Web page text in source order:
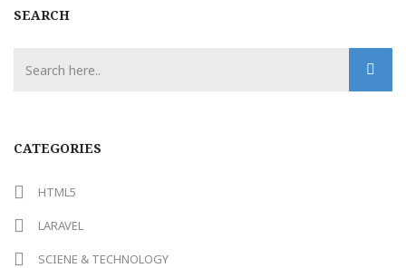
SEARCH
CATEGORIES
HTML5
LARAVEL
SCIENE & TECHNOLOGY